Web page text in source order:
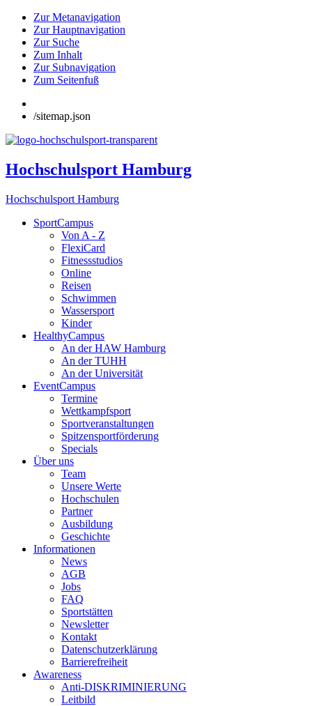
Zur Metanavigation
Zur Hauptnavigation
Zur Suche
Zum Inhalt
Zur Subnavigation
Zum Seitenfuß
/sitemap.json
Hochschulsport Hamburg
Hochschulsport Hamburg
SportCampus
Von A - Z
FlexiCard
Fitnessstudios
Online
Reisen
Schwimmen
Wassersport
Kinder
HealthyCampus
An der HAW Hamburg
An der TUHH
An der Universität
EventCampus
Termine
Wettkampfsport
Sportveranstaltungen
Spitzensportförderung
Specials
Über uns
Team
Unsere Werte
Hochschulen
Partner
Ausbildung
Geschichte
Informationen
News
AGB
Jobs
FAQ
Sportstätten
Newsletter
Kontakt
Datenschutzerklärung
Barrierefreiheit
Awareness
Anti-DISKRIMINIERUNG
Leitbild